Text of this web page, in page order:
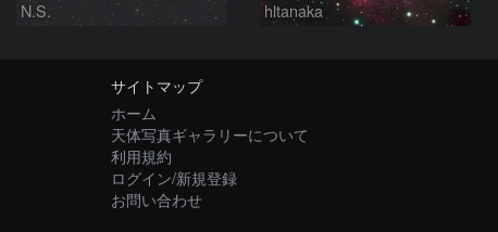
N.S. hltanaka
サイトマップ
ホーム
天体写真ギャラリーについて
利用規約
ログイン/新規登録
お問い合わせ